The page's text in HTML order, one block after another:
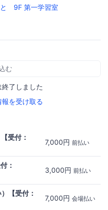
9F 第一学習室
む
了しました
を受け取る
受付：
7,000円 前払い
：
3,000円 前払い
【受付：
7,000円 会場払い